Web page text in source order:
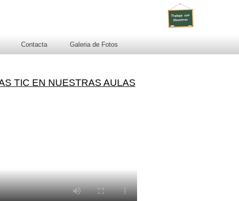
Contacta Galeria de Fotos
TIC EN NUESTRAS AULAS